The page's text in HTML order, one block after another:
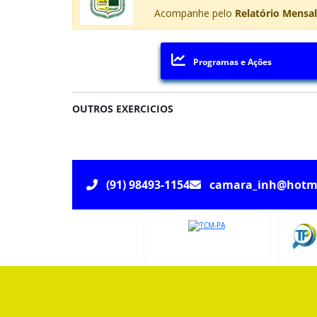
Acompanhe pelo Relatório
Programas e Ações
OUTROS EXERCICIOS
(91) 98493-1154